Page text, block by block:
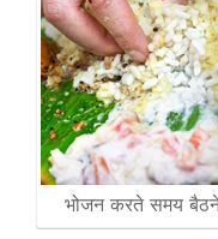
भोजन करते समय बैठने